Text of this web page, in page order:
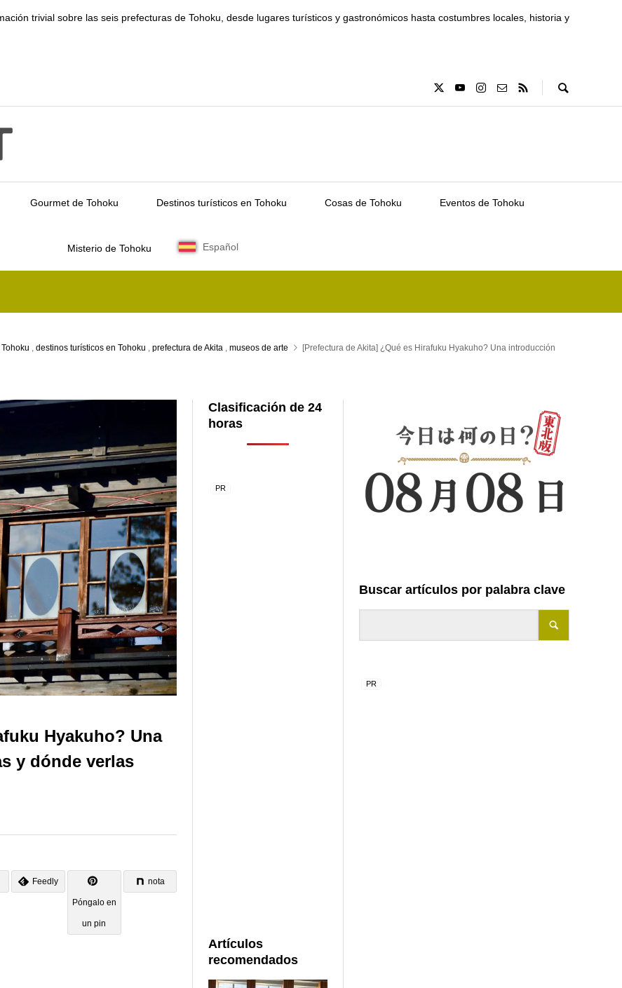
trivial sobre las seis prefecturas de Tohoku, desde lugares turísticos y gastronómicos hasta costumbres locales, historia y
Gourmet de Tohoku Destinos turísticos en Tohoku Cosas de Tohoku Eventos de Tohoku
Misterio de Tohoku Español
, destinos turísticos en Tohoku , prefectura de Akita , museos de arte
[Prefectura de Akita] ¿Qué es Hirafuku Hyakuho? Una introducción
Hyakuho? Una
y dónde verlas
Feedly
Póngalo en
un pin
nota
Buscar artículos por palabra clave
Clasificación de 24
horas
Artículos
recomendados